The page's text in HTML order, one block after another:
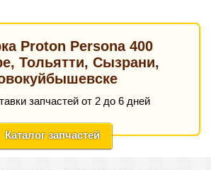
Proton Persona 400
Тольятти, Сызрани,
запчастей от 2 до 6 дней
Каталог запчастей